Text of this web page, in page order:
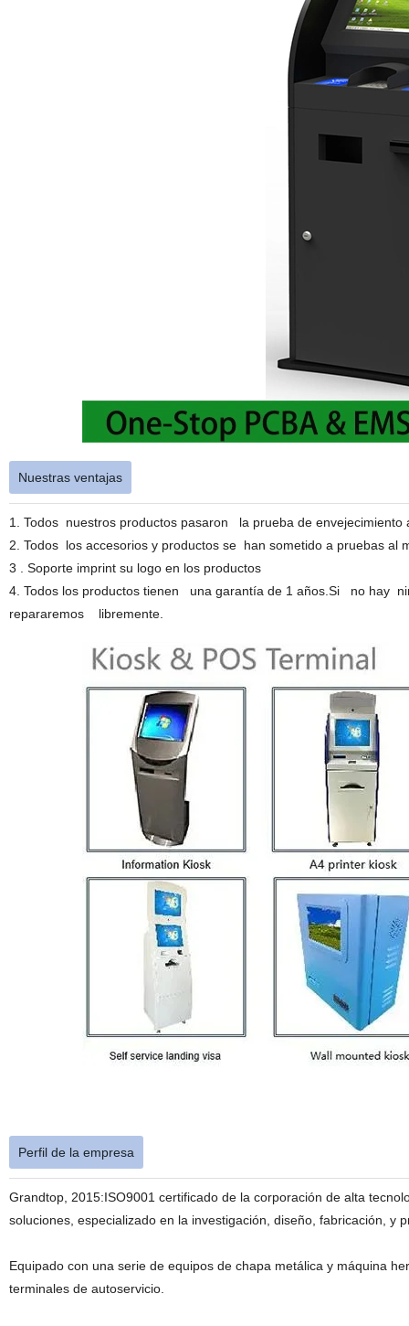
Nuestras ventajas
1. Todos nuestros productos pasaron la prueba de envejecimiento
2. Todos los accesorios y productos se han sometido a pruebas al
3 . Soporte imprint su logo en los productos
4. Todos los productos tienen una garantía de 1 años.Si no hay
repararemos libremente.
Perfil de la empresa
Grandtop, 2015:ISO9001 certificado de la corporación de alta
soluciones, especializado en la investigación, diseño, fabricación, y
Equipado con una serie de equipos de chapa metálica y máquina
terminales de autoservicio.